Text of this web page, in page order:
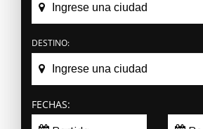
DESTINO:
FECHAS: